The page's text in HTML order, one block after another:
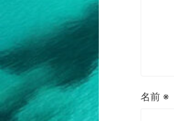
名前 ※